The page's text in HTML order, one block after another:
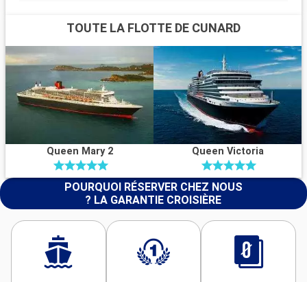
TOUTE LA FLOTTE DE CUNARD
Queen Mary 2 Queen Victoria
POURQUOI RÉSERVER CHEZ NOUS
? LA GARANTIE CROISIÈRE